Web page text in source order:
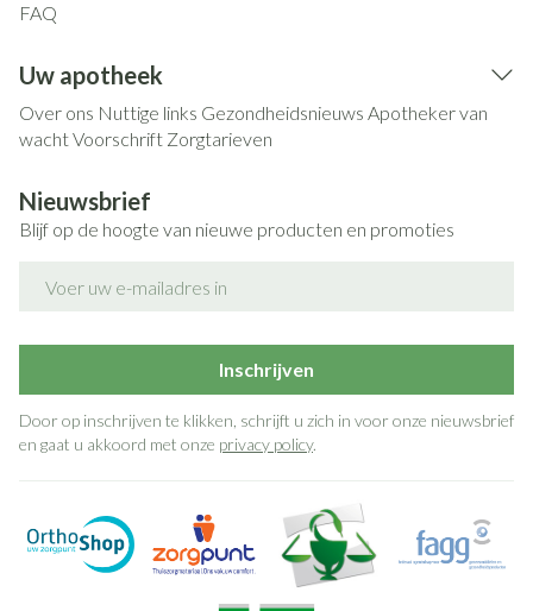
FAQ
Uw apotheek
Over ons Nuttige links Gezondheidsnieuws Apotheker van
wachtVoorschrift Zorgtarieven
Nieuwsbrief
Blijf op de hoogte van nieuwe producten en promoties
Inschrijven
Door op inschrijven te klikken, schrijft u zich in voor onze nieuwsbrief
en gaat u akkoord met onze privacy policy.